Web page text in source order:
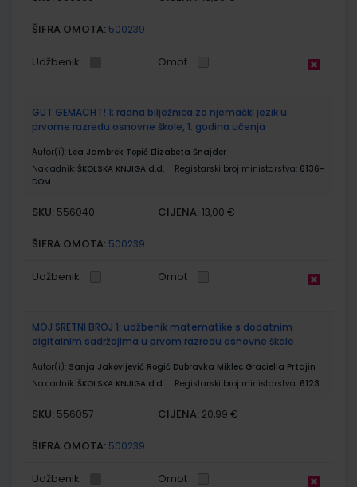
ŠIFRA OMOTA: 500239
Udžbenik Omot
GUT GEMACHT! 1; radna bilježnica za njemački jezik u
prvome razredu osnovne škole, 1. godina učenja
Autor(i): Lea Jambrek Topić Elizabeta Šnajder
Nakladnik: ŠKOLSKA KNJIGA d.d. Registarski broj ministarstva: 6136-
DOM
SKU: 556040 CIJENA: 13,00 €
ŠIFRA OMOTA: 500239
Udžbenik Omot
MOJ SRETNI BROJ 1; udžbenik matematike s dodatnim
digitalnim sadržajima u prvom razredu osnovne škole
Autor(i): Sanja Jakovljević Rogić Dubravka Miklec Graciella Prtajin
Nakladnik: ŠKOLSKA KNJIGA d.d. Registarski broj ministarstva: 6123
SKU: 556057 CIJENA: 20,99 €
ŠIFRA OMOTA: 500239
Udžbenik Omot